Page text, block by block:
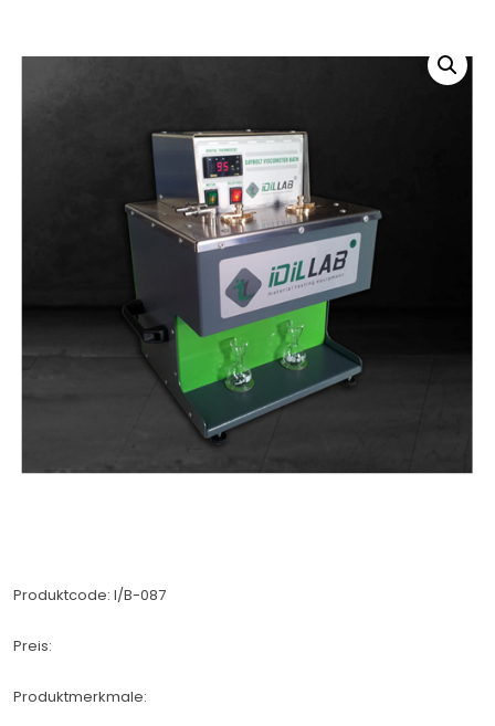
Produktcode: I/B-087
Preis:
Produktmerkmale: